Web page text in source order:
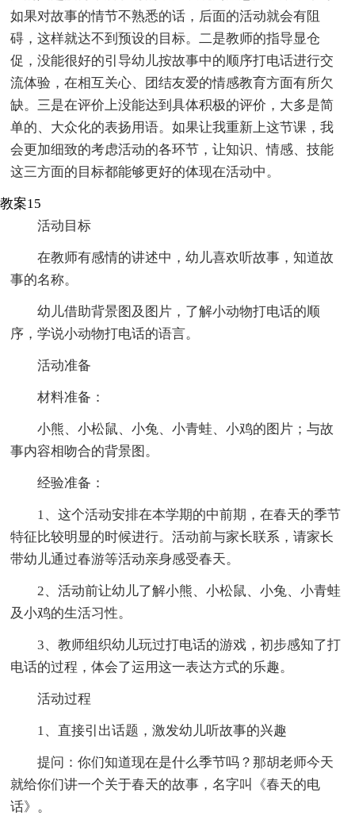
如果对故事的情节不熟悉的话，后面的活动就会有阻
碍，这样就达不到预设的目标。二是教师的指导显仓
促，没能很好的引导幼儿按故事中的顺序打电话进行交
流体验，在相互关心、团结友爱的情感教育方面有所欠
缺。三是在评价上没能达到具体积极的评价，大多是简
单的、大众化的表扬用语。如果让我重新上这节课，我
会更加细致的考虑活动的各环节，让知识、情感、技能
这三方面的目标都能够更好的体现在活动中。
教案15
活动目标
在教师有感情的讲述中，幼儿喜欢听故事，知道故
事的名称。
幼儿借助背景图及图片，了解小动物打电话的顺
序，学说小动物打电话的语言。
活动准备
材料准备：
小熊、小松鼠、小兔、小青蛙、小鸡的图片；与故
事内容相吻合的背景图。
经验准备：
1、这个活动安排在本学期的中前期，在春天的季节
特征比较明显的时候进行。活动前与家长联系，请家长
带幼儿通过春游等活动亲身感受春天。
2、活动前让幼儿了解小熊、小松鼠、小兔、小青蛙
及小鸡的生活习性。
3、教师组织幼儿玩过打电话的游戏，初步感知了打
电话的过程，体会了运用这一表达方式的乐趣。
活动过程
1、直接引出话题，激发幼儿听故事的兴趣
提问：你们知道现在是什么季节吗？那胡老师今天
就给你们讲一个关于春天的故事，名字叫《春天的电
话》。